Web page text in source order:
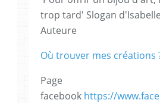
trop tard' Slogan
Auteure
Où trouver mes créations
Page
facebook https://